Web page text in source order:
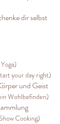
dir selbst
your day right)
und Geist
Wohlbefinden)
Cooking)